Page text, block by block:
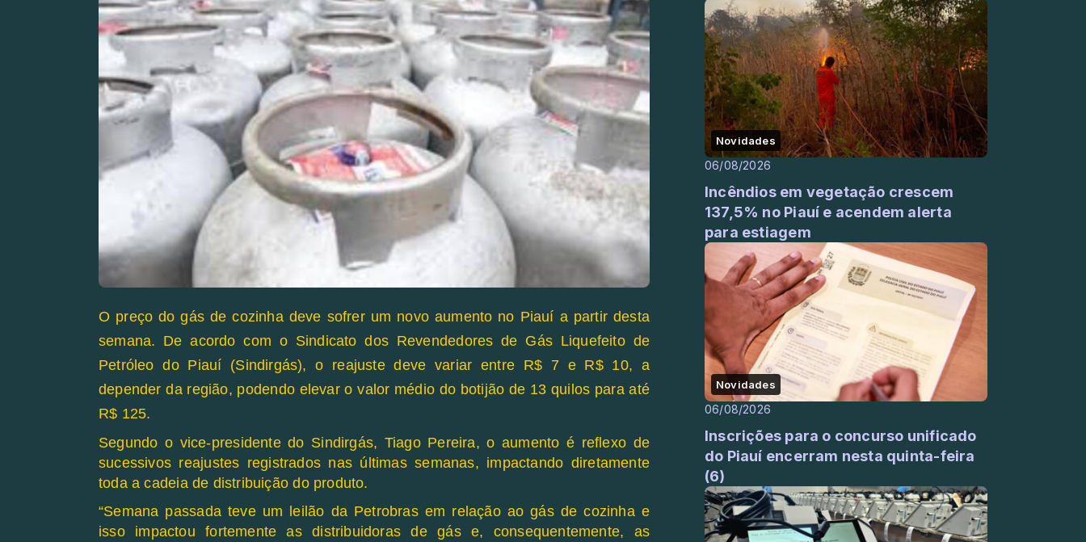
O preço do gás de cozinha deve sofrer um novo aumento no Piauí a partir desta
semana. De acordo com o Sindicato dos Revendedores de Gás Liquefeito de
Petróleo do Piauí (Sindirgás), o reajuste deve variar entre R$ 7 e R$ 10, a
depender da região, podendo elevar o valor médio do botijão de 13 quilos para até
R$ 125.
Segundo o vice-presidente do Sindirgás, Tiago Pereira, o aumento é reflexo de
sucessivos reajustes registrados nas últimas semanas, impactando diretamente
toda a cadeia de distribuição do produto.
“Semana passada teve um leilão da Petrobras em relação ao gás de cozinha e
isso impactou fortemente as distribuidoras de gás e, consequentemente, as
Novidades
06/08/2026
Incêndios em vegetação crescem
137,5% no Piauí e acendem alerta
para estiagem
Novidades
06/08/2026
Inscrições para o concurso unificado
do Piauí encerram nesta quinta-feira
(6)